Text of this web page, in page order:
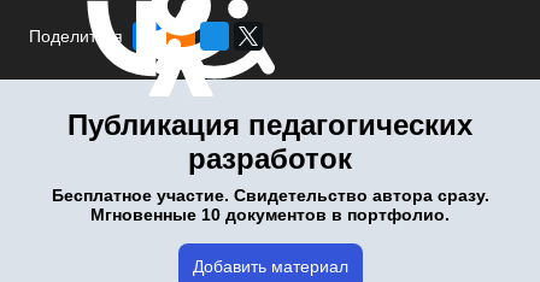
Поделиться
Публикация педагогических
разработок
Бесплатное участие. Свидетельство автора сразу.
Мгновенные 10 документов в портфолио.
Добавить материал